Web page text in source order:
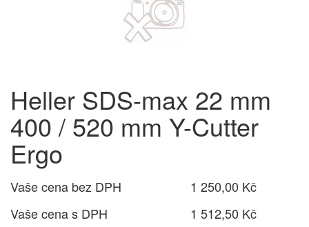
Heller SDS-max 22 mm
400 / 520 mm Y-Cutter
Ergo
Vaše cena bez DPH
1 250,00 Kč
Vaše cena s DPH
1 512,50 Kč